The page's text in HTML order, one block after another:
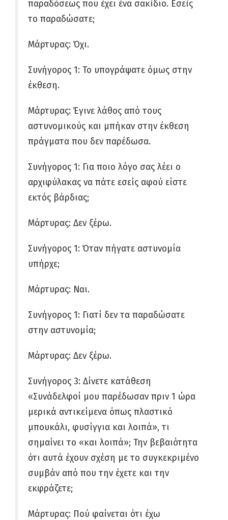
παραδόσεως που έχει ένα σακίδιο. Εσείς
το παραδώσατε;
Μάρτυρας: Όχι.
Συνήγορος 1: Το υπογράψατε όμως στην
έκθεση.
Μάρτυρας: Έγινε λάθος από τους
αστυνομικούς και μπήκαν στην έκθεση
πράγματα που δεν παρέδωσα.
Συνήγορος 1: Για ποιο λόγο σας λέει ο
αρχιφύλακας να πάτε εσείς αφού είστε
εκτός βάρδιας;
Μάρτυρας: Δεν ξέρω.
Συνήγορος 1: Όταν πήγατε αστυνομία
υπήρχε;
Μάρτυρας: Ναι.
Συνήγορος 1: Γιατί δεν τα παραδώσατε
στην αστυνομία;
Μάρτυρας: Δεν ξέρω.
Συνήγορος 3: Δίνετε κατάθεση
«Συνάδελφοί μου παρέδωσαν πριν 1 ώρα
μερικά αντικείμενα όπως πλαστικό
μπουκάλι, φυσίγγια και λοιπά», τι
σημαίνει το «και λοιπά»; Την βεβαιότητα
ότι αυτά έχουν σχέση με το συγκεκριμένο
συμβάν από που την έχετε και την
εκφράζετε;
Μάρτυρας: Πού φαίνεται ότι έχω